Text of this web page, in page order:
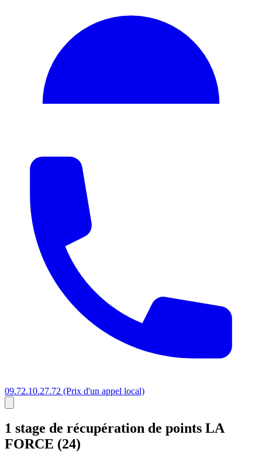
09.72.10.27.72 (Prix d'un appel local)
1 stage de récupération de points LA
FORCE (24)